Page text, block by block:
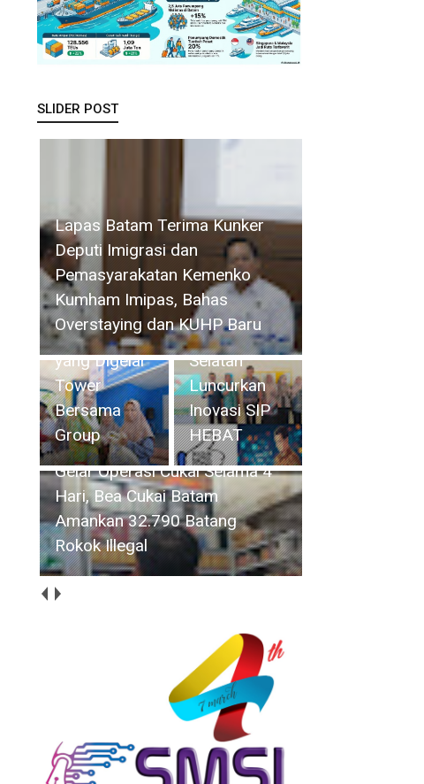
SLIDER POST
Lapas Batam Terima Kunker
Deputi Imigrasi dan
Pemasyarakatan Kemenko
Kumham Imipas, Bahas
Overstaying dan KUHP Baru
Wabup
Natuna
Hadiri
Kegiatan
Bakti Sosial
yang Digelar
Tower
Bersama
Group
Camat
Singkep
Selatan
Luncurkan
Inovasi SIP
HEBAT
Gelar Operasi Cukai Selama 4
Hari, Bea Cukai Batam
Amankan 32.790 Batang
Rokok Illegal